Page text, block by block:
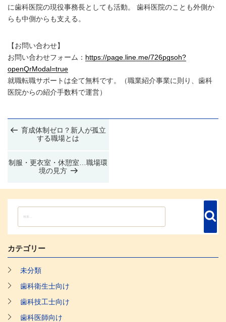
に歯科医院の現役事務長としても活動。 歯科医院のことも外側か
らも中側からも支える。
【お問い合わせ】
お問い合わせフォーム： https://page.line.me/726pgsoh?
openQrModal=true
就職転職サポートは全て無料です。（職業紹介事業に則り、歯科
医院からの紹介手数料で運営）
投
ナ
ビ
ゲ
ー
ョ
ン
前
育成体制ゼロ？新人が孤立
する職場とは
次
制服・更衣室・休憩室…職場環
境の見方
カテゴリー
未分類
歯科衛生士向け
歯科技工士向け
歯科医師向け